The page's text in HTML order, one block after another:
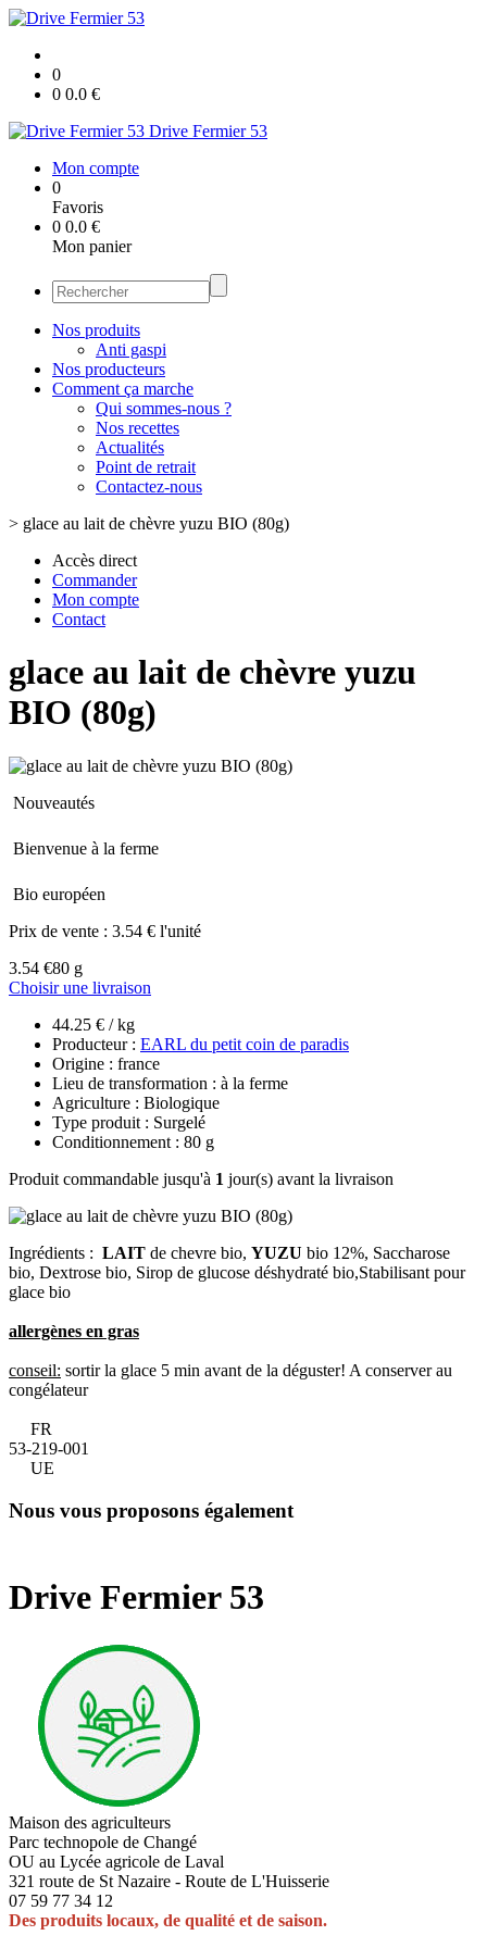
0
0 0.0 €
Drive Fermier 53
Mon compte
0
Favoris
0 0.0 €
Mon panier
Nos produits
Anti gaspi
Nos producteurs
Comment ça marche
Qui sommes-nous ?
Nos recettes
Actualités
Point de retrait
Contactez-nous
> glace au lait de chèvre yuzu BIO (80g)
Accès direct
Commander
Mon compte
Contact
glace au lait de chèvre yuzu
BIO (80g)
Nouveautés
Bienvenue à la ferme
Bio européen
Prix de vente : 3.54 € l'unité
3.54 €80 g
Choisir une livraison
44.25 € / kg
Producteur : EARL du petit coin de paradis
Origine : france
Lieu de transformation : à la ferme
Agriculture : Biologique
Type produit : Surgelé
Conditionnement : 80 g
Produit commandable jusqu'à 1 jour(s) avant la livraison
Ingrédients : LAIT de chevre bio, YUZU bio 12%, Saccharose
bio, Dextrose bio, Sirop de glucose déshydraté bio,Stabilisant pour
glace bio
allergènes en gras
conseil: sortir la glace 5 min avant de la déguster! A conserver au
congélateur
FR
53-219-001
UE
Nous vous proposons également
Drive Fermier 53
Maison des agriculteurs
Parc technopole de Changé
OU au Lycée agricole de Laval
321 route de St Nazaire - Route de L'Huisserie
07 59 77 34 12
Des produits locaux, de qualité et de saison.